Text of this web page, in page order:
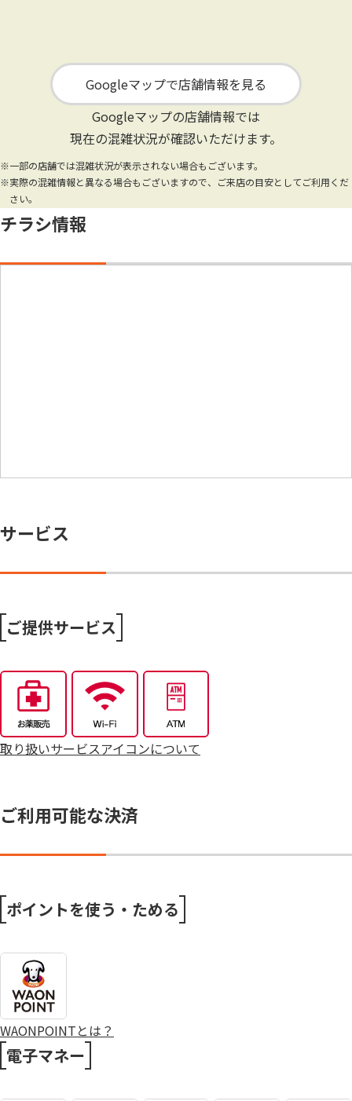
Googleマップで店舗情報を見る
Googleマップの店舗情報では
現在の混雑状況が確認いただけます。
※一部の店舗では混雑状況が表示されない場合もございます。
※実際の混雑情報と異なる場合もございますので、ご来店の目安としてご利用くだ
さい。
チラシ情報
サービス
ご提供サービス
取り扱いサービスアイコンについて
ご利用可能な決済
ポイントを使う・ためる
WAONPOINTとは？
電子マネー